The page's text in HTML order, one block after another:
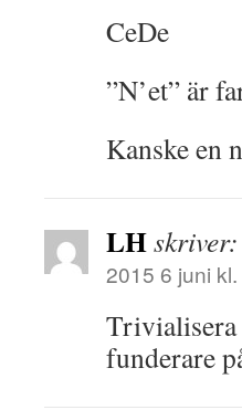
CeDe
”N’et” är
Kanske en
LHskriver:
2015 6 juni
Trivialisera
funderare